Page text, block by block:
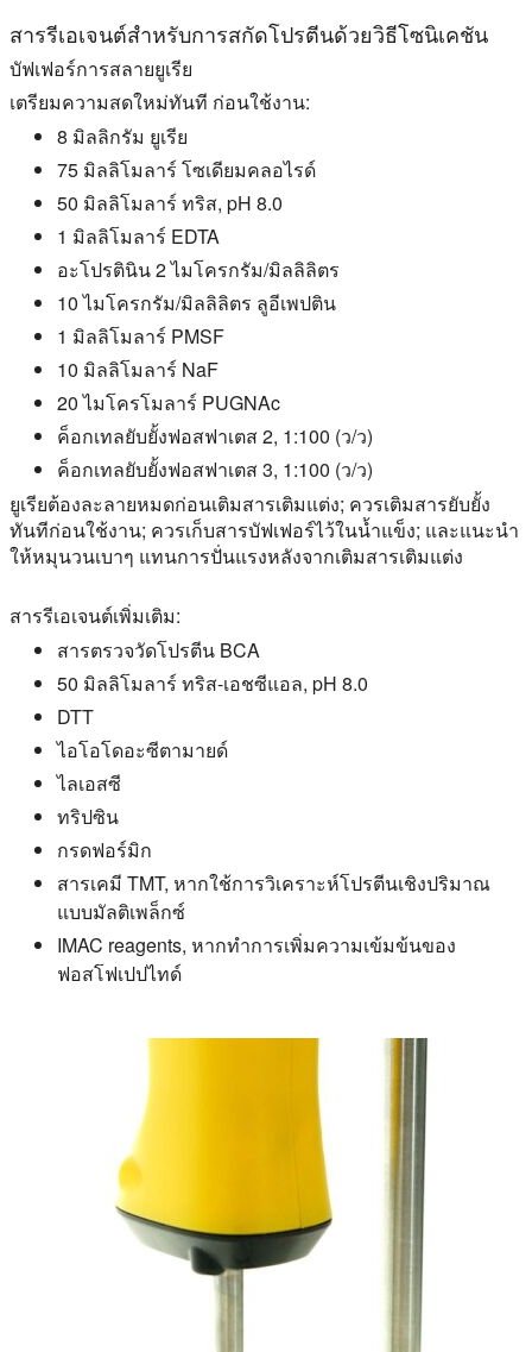
สารรีเอเจนต์สำหรับการสกัดโปรตีนด้วยวิธีโซนิเคชัน
บัฟเฟอร์การสลายยูเรีย
เตรียมความสดใหม่ทันที ก่อนใช้งาน:
8 มิลลิกรัม ยูเรีย
75 มิลลิโมลาร์ โซเดียมคลอไรด์
50 มิลลิโมลาร์ ทริส, pH 8.0
1 มิลลิโมลาร์ EDTA
อะโปรตินิน 2 ไมโครกรัม/มิลลิลิตร
10 ไมโครกรัม/มิลลิลิตร ลูอีเพปติน
1 มิลลิโมลาร์ PMSF
10 มิลลิโมลาร์ NaF
20 ไมโครโมลาร์ PUGNAc
ค็อกเทลยับยั้งฟอสฟาเตส 2, 1:100 (ว/ว)
ค็อกเทลยับยั้งฟอสฟาเตส 3, 1:100 (ว/ว)
ยูเรียต้องละลายหมดก่อนเติมสารเติมแต่ง; ควรเติมสารยับยั้ง
ทันทีก่อนใช้งาน; ควรเก็บสารบัฟเฟอร์ไว้ในน้ำแข็ง; และแนะนำ
ให้หมุนวนเบาๆ แทนการปั่นแรงหลังจากเติมสารเติมแต่ง
สารรีเอเจนต์เพิ่มเติม:
สารตรวจวัดโปรตีน BCA
50 มิลลิโมลาร์ ทริส-เอชซีแอล, pH 8.0
DTT
ไอโอโดอะซีตามายด์
ไลเอสซี
ทริปซิน
กรดฟอร์มิก
สารเคมี TMT, หากใช้การวิเคราะห์โปรตีนเชิงปริมาณ
แบบมัลติเพล็กซ์
IMAC reagents, หากทำการเพิ่มความเข้มข้นของ
ฟอสโฟเปปไทด์